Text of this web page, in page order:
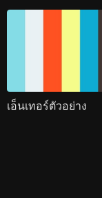
เอ็นเทอร์ตัวอย่าง